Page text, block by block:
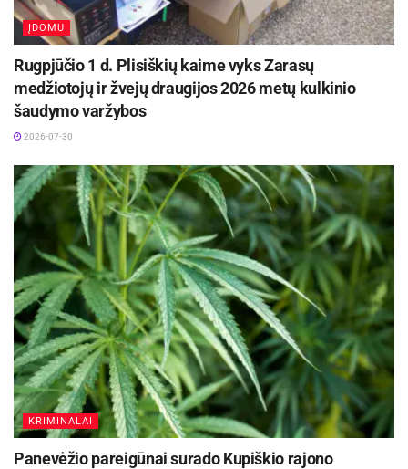
ĮDOMU
Rugpjūčio 1 d. Plisiškių kaime vyks Zarasų
medžiotojų ir žvejų draugijos 2026 metų kulkinio
šaudymo varžybos
2026-07-30
KRIMINALAI
Panevėžio pareigūnai surado Kupiškio rajono